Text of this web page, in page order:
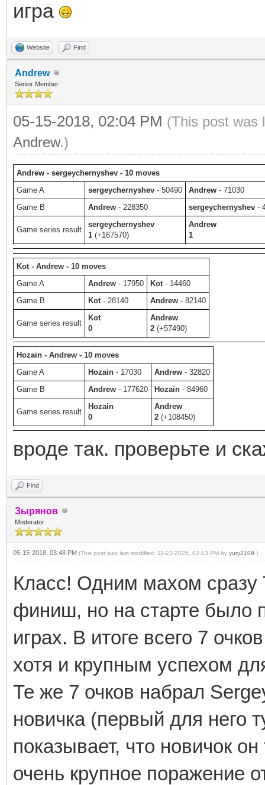
игра
Website Find
Andrew
Senior Member
05-15-2018, 02:04 PM (This post was
Andrew.)
Andrew - sergeychernyshev - 10 moves
Game A
sergeychernyshev - 50490 Andrew - 71030
Game B
Andrew - 228350 sergeychernyshev -
Game series result
sergeychernyshev
1 (+167570)
Andrew
1
Kot - Andrew - 10 moves
Game A
Andrew - 17950 Kot - 14460
Game B
Kot - 28140 Andrew - 82140
Game series result
Kot
0
Andrew
2 (+57490)
Hozain - Andrew - 10 moves
Game A
Hozain - 17030 Andrew - 32820
Game B
Andrew - 177620 Hozain - 84960
Game series result
Hozain
0
Andrew
2 (+108450)
вроде так. проверьте и
Find
Зырянов
Moderator
05-15-2018, 03:48 PM (This post was last modified: 11-23-2025, 02:13 PM by yury2109 .)
Класс! Одним махом
финиш, но на старте было
играх. В итоге всего 7
хотя и крупным успехом
Те же 7 очков набрал
новичка (первый для него
показывает, что новичок
очень крупное поражение